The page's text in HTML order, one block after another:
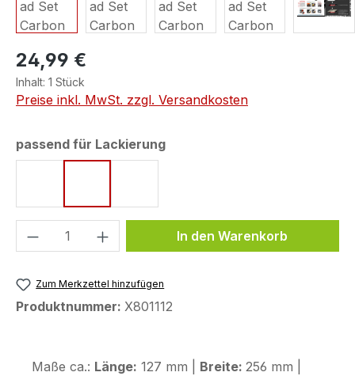
24,99 €
Inhalt: 1 Stück
Preise inkl. MwSt. zzgl. Versandkosten
passend für Lackierungauswählen
Produkt Anzahl: Gib denIn den Warenkorb
Zum Merkzettel hinzufügen
Produktnummer: X801112
Maße ca.: Länge: 127 mm | Breite: 256 mm |